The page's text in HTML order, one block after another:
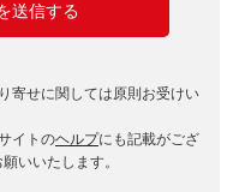
寄せに関しては原則お受けい
イトのヘルプにも記載がござ
いいたします。